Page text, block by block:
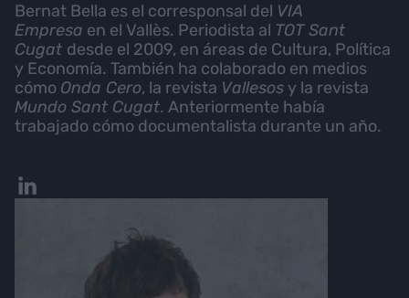
Bernat Bella es el corresponsal del VIA
Empresa en el Vallès. Periodista al TOT Sant
Cugat desde el 2009, en áreas de Cultura, Política
y Economía. También ha colaborado en medios
cómo Onda Cero, la revista Vallesos y la revista
Mundo Sant Cugat. Anteriormente había
trabajado cómo documentalista durante un año.